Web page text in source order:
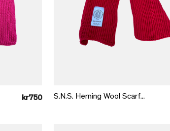
kr750 S.N.S. Herning Wool Scarf...